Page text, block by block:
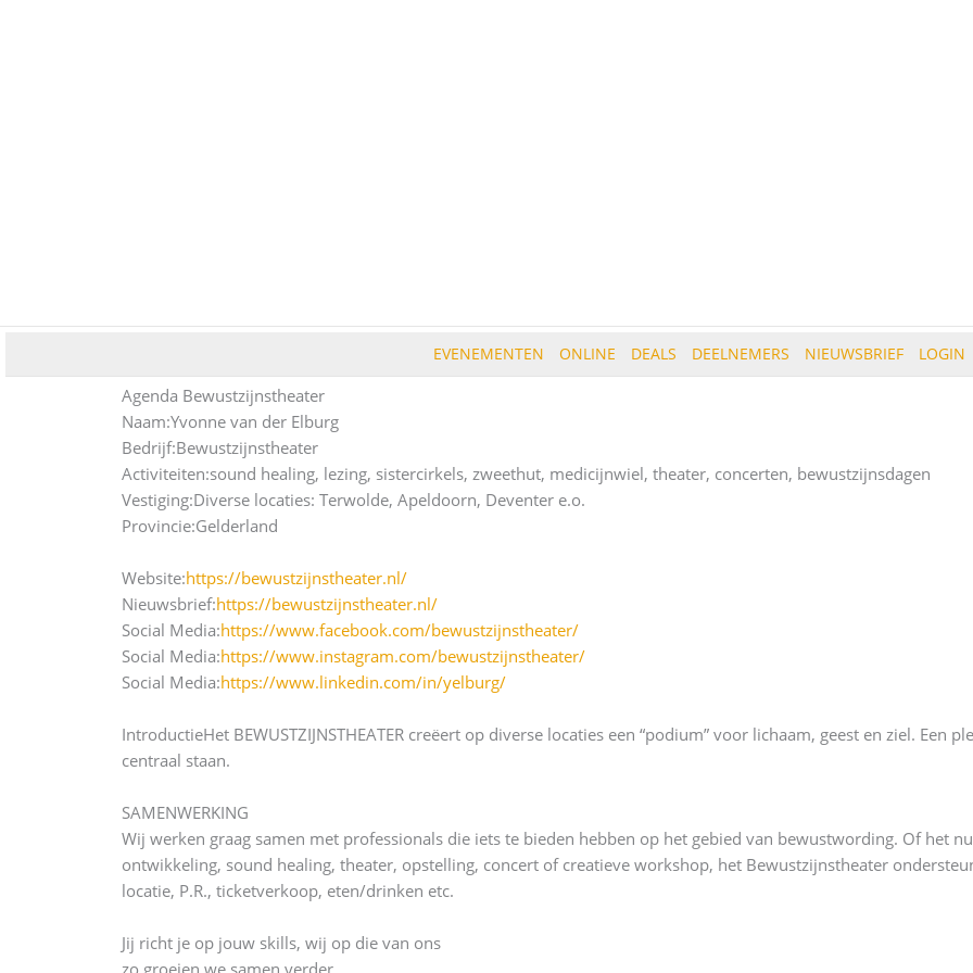
EVENEMENTEN ONLINE DEALS DEELNEMERS NIEUWSBRIEF LOGIN
Agenda Bewustzijnstheater
Naam:Yvonne van der Elburg
Bedrijf:Bewustzijnstheater
Activiteiten:sound healing, lezing, sistercirkels, zweethut, medicijnwiel, theater, concerten, bewustzijnsdagen
Vestiging:Diverse locaties: Terwolde, Apeldoorn, Deventer e.o.
Provincie:Gelderland
Website:https://bewustzijnstheater.nl/
Nieuwsbrief:https://bewustzijnstheater.nl/
Social Media:https://www.facebook.com/bewustzijnstheater/
Social Media:https://www.instagram.com/bewustzijnstheater/
Social Media:https://www.linkedin.com/in/yelburg/
IntroductieHet BEWUSTZIJNSTHEATER creëert op diverse locaties een “podium” voor lichaam, geest en ziel.
centraal staan.
SAMENWERKING
Wij werken graag samen met professionals die iets te bieden hebben op het gebied van bewustwording. Of het
ontwikkeling, sound healing, theater, opstelling, concert of creatieve workshop, het Bewustzijnstheater
locatie, P.R., ticketverkoop, eten/drinken etc.
Jij richt je op jouw skills, wij op die van ons
zo groeien we samen verder